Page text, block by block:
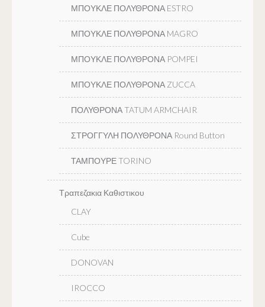
ΜΠΟΥΚΛΕ ΠΟΛΥΘΡΟΝΑ ESTRO
ΜΠΟΥΚΛΕ ΠΟΛΥΘΡΟΝΑ MAGRO
ΜΠΟΥΚΛΕ ΠΟΛΥΘΡΟΝΑ POMPEI
ΜΠΟΥΚΛΕ ΠΟΛΥΘΡΟΝΑ ZUCCA
ΠΟΛΥΘΡΟΝΑ TATUM ARMCHAIR
ΣΤΡΟΓΓΥΛΗ ΠΟΛΥΘΡΟΝΑ Round Button
ΤΑΜΠΟΥΡΕ TORINO
Τραπεζακια Καθιστικου
CLAY
Cube
DONOVAN
IROCCO